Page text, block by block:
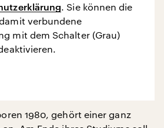
. Sie können die
verbundene
mit dem Schalter (Grau)
1980, gehört einer ganz